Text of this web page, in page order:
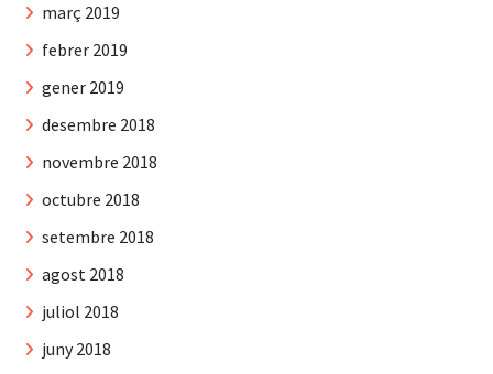
març 2019
febrer 2019
gener 2019
desembre 2018
novembre 2018
octubre 2018
setembre 2018
agost 2018
juliol 2018
juny 2018